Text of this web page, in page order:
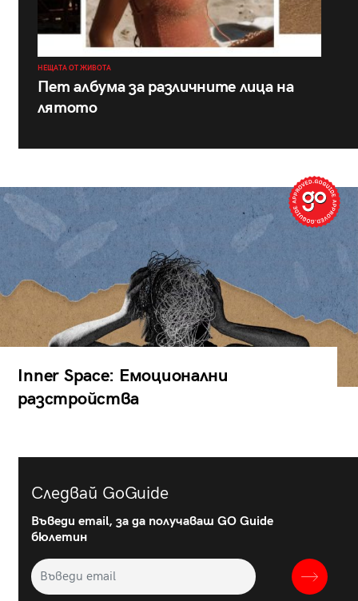
НЕЩАТА ОТ ЖИВОТА
Пет албума за различните лица на
лятото
Inner Space: Емоционални
разстройства
Следвай GoGuide
Въведи email, за да получаваш GO Guide
бюлетин